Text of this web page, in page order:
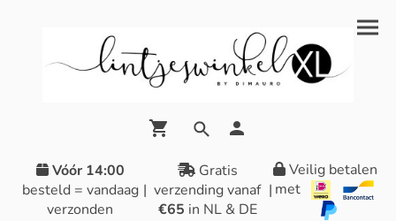
Vóór 14:00
besteld = vandaag
verzonden
|
Gratis
verzending vanaf
€65 in NL & DE
|
Veilig betalen
met